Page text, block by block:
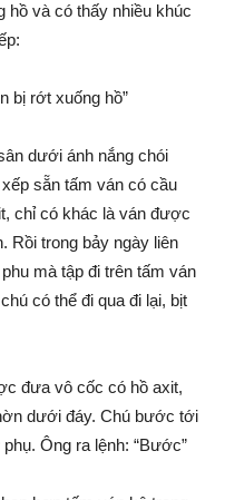
hồ và có thấy nhiều khúc
bị rớt xuống hồ”
dưới ánh nắng chói
sẵn tấm ván có cầu
chỉ có khác là ván được
Rồi trong bảy ngày liên
mà tập đi trên tấm ván
có thể đi qua đi lại, bịt
đưa vô cốc có hồ axit,
dưới đáy. Chú bước tới
Ông ra lệnh: “Bước”